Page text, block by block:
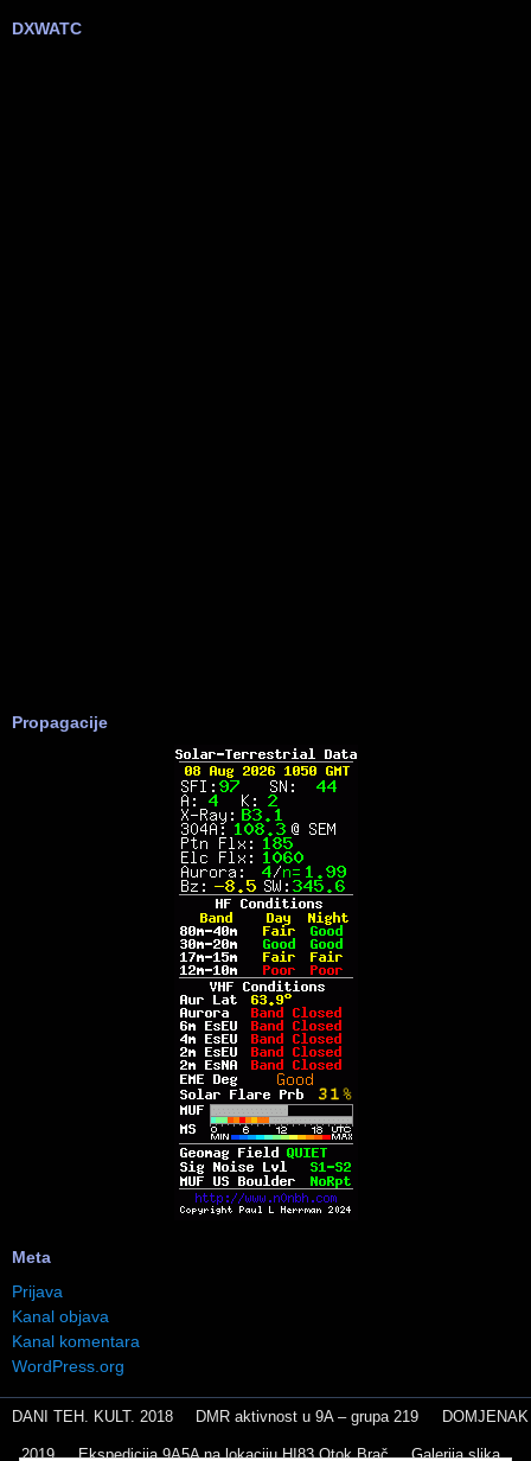
DXWATC
Propagacije
Meta
Prijava
Kanal objava
Kanal komentara
WordPress.org
DANI TEH. KULT. 2018 DMR aktivnost u 9A – grupa 219 DOMJENAK
2019 Ekspedicija 9A5A na lokaciju HI83 Otok Brač Galerija slika